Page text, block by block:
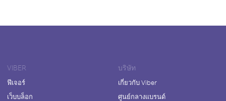
VIBER
ฟีเจอร์
เว็บบล็อก
บริษัท
เกี่ยวกับ Viber
ศูนย์กลางแบรนด์